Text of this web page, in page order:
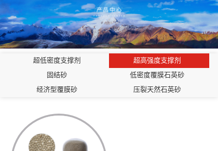
超低密度支撑剂
超高强度支撑剂
固结砂
低密度覆膜石英砂
经济型覆膜砂
压裂天然石英砂